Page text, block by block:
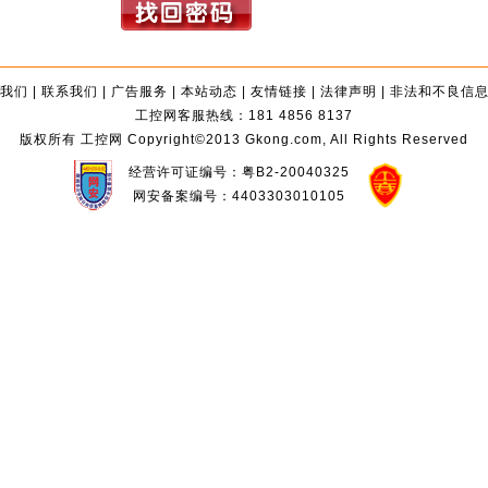
们 | 联系我们 | 广告服务 | 本站动态 | 友情链接 | 法律声明 | 非法和不良信
工控网客服热线：181 4856 8137
版权所有 工控网 Copyright©2013 Gkong.com, All Rights Reserved
经营许可证编号：粤B2-20040325
网安备案编号：4403303010105